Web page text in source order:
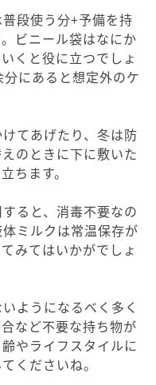
段使う分+予備を持
ビニール袋はなにか
くと役に立つでしょ
にあると想定外のケ
てあげたり、冬は防
のときに下に敷いた
ちます。
ると、消毒不要なの
ミルクは常温保存が
みてはいかがでしょ
ようになるべく多く
など不要な持ち物が
やライフスタイルに
くださいね。